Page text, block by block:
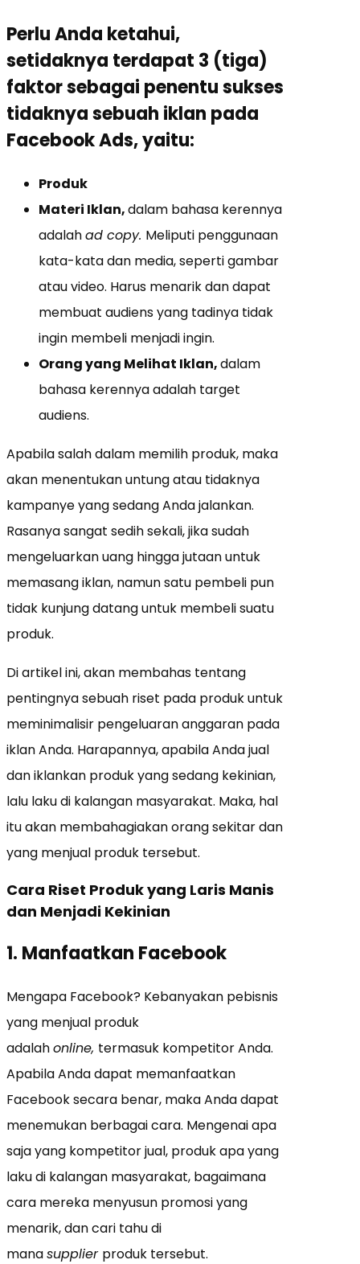
Perlu Anda ketahui,
setidaknya terdapat 3 (tiga)
faktor sebagai penentu sukses
tidaknya sebuah iklan pada
Facebook Ads, yaitu:
Produk
Materi Iklan,dalam bahasa kerennya
adalahad copy. Meliputi penggunaan
kata-kata dan media, seperti gambar
atau video. Harus menarik dan dapat
membuat audiens yang tadinya tidak
ingin membeli menjadi ingin.
Orang yang Melihat Iklan,dalam
bahasa kerennya adalah target
audiens.
Apabila salah dalam memilih produk, maka
akan menentukan untung atau tidaknya
kampanye yang sedang Anda jalankan.
Rasanya sangat sedih sekali, jika sudah
mengeluarkan uang hingga jutaan untuk
memasang iklan, namun satu pembeli pun
tidak kunjung datang untuk membeli suatu
produk.
Di artikel ini, akan membahas tentang
pentingnya sebuah riset pada produk untuk
meminimalisir pengeluaran anggaran pada
iklan Anda. Harapannya, apabila Anda jual
dan iklankan produk yang sedang kekinian,
lalu laku di kalangan masyarakat. Maka, hal
itu akan membahagiakan orang sekitar dan
yang menjual produk tersebut.
Cara Riset Produk yang Laris Manis
dan Menjadi Kekinian
1. Manfaatkan Facebook
Mengapa Facebook? Kebanyakan pebisnis
yang menjual produk
adalahonline, termasuk kompetitor Anda.
Apabila Anda dapat memanfaatkan
Facebook secara benar, maka Anda dapat
menemukan berbagai cara. Mengenai apa
saja yang kompetitor jual, produk apa yang
laku di kalangan masyarakat, bagaimana
cara mereka menyusun promosi yang
menarik, dan cari tahu di
manasupplier produk tersebut.